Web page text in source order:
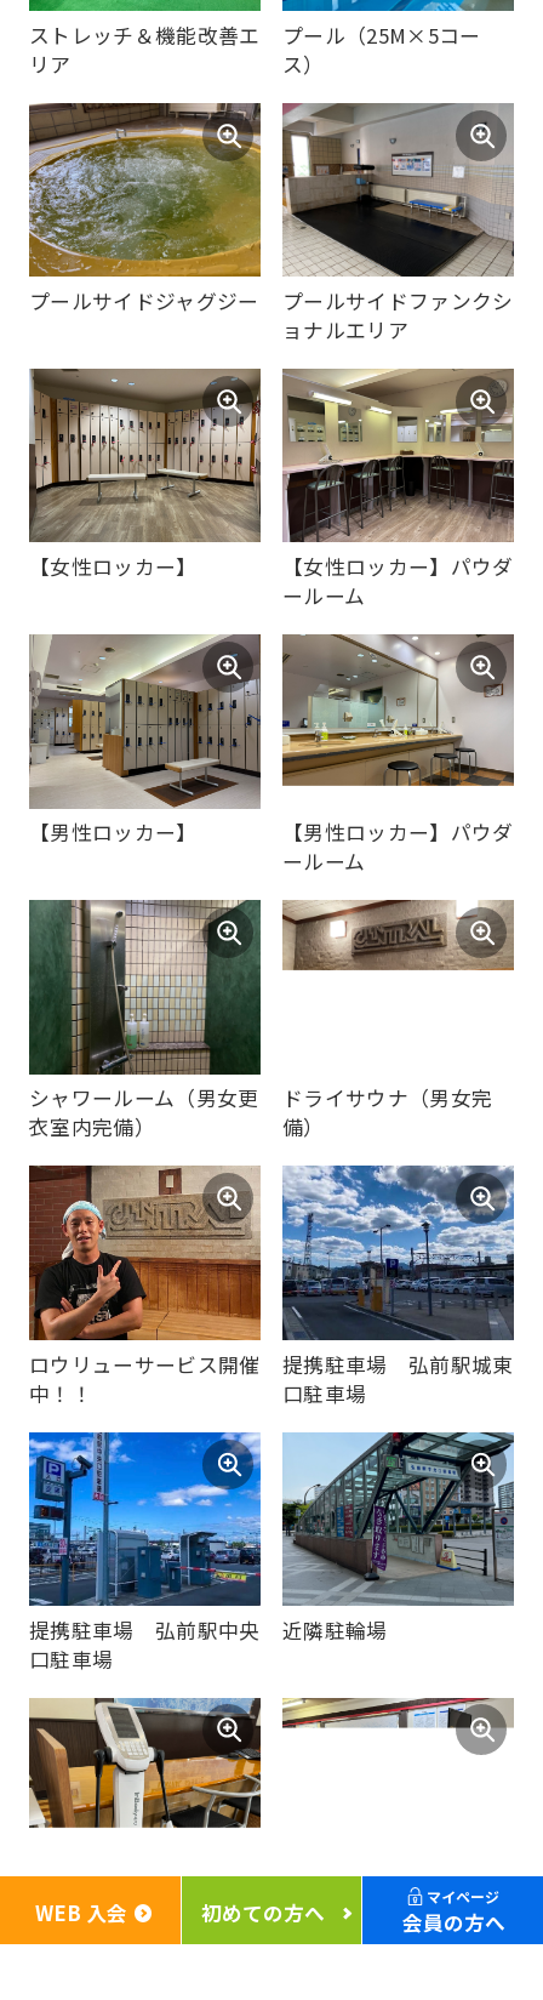
CSLive実施中♪
ムスタジオ
ストレッチ＆機能改善エ
リア
プール（25M×5コー
ス）
プールサイドジャグジー
プールサイドファンクシ
ョナルエリア
【女性ロッカー】
ールーム
【男性ロッカー】
ールーム
シャワールーム（男女更
衣室内完備）
ドライサウナ（男女完
備）
ロウリューサービス開催
中！！
提携駐車場 弘前駅城東
口駐車場
translation
may
differ
from
the
original
content.
We
ask
that
you
fully
understand
this
before
using
the
service.
Automatic
WEB 入会 初めての方へ
マイページ
会員の方へ